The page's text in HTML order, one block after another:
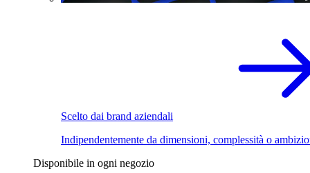
Scelto dai brand aziendali
Indipendentemente da dimensioni, complessità o
Disponibile in ogni negozio